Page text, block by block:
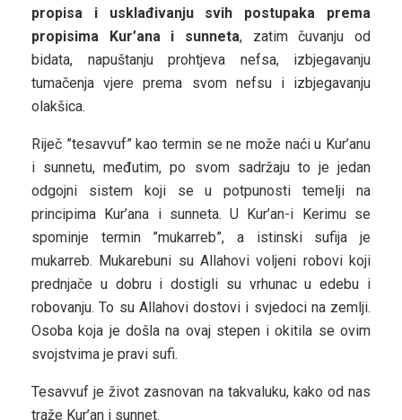
propisa i usklađivanju svih postupaka prema
propisima Kur’ana i sunneta, zatim čuvanju od
bidata, napuštanju prohtjeva nefsa, izbjegavanju
tumačenja vjere prema svom nefsu i izbjegavanju
olakšica.
Riječ ”tesavvuf” kao termin se ne može naći u Kur’anu
i sunnetu, međutim, po svom sadržaju to je jedan
odgojni sistem koji se u potpunosti temelji na
principima Kur’ana i sunneta. U Kur’an-i Kerimu se
spominje termin ”mukarreb”, a istinski sufija je
mukarreb. Mukarebuni su Allahovi voljeni robovi koji
prednjače u dobru i dostigli su vrhunac u edebu i
robovanju. To su Allahovi dostovi i svjedoci na zemlji.
Osoba koja je došla na ovaj stepen i okitila se ovim
svojstvima je pravi sufi.
Tesavvuf je život zasnovan na takvaluku, kako od nas
traže Kur’an i sunnet.